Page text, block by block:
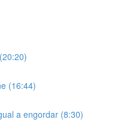
(16:44)
a engordar (8:30)